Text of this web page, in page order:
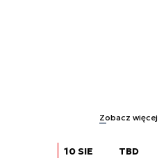
Zobacz więcej
10 SIE
TBD